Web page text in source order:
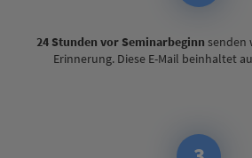
24 Stunden vor Seminarbeginn senden
Erinnerung. Diese E-Mail beinhaltet